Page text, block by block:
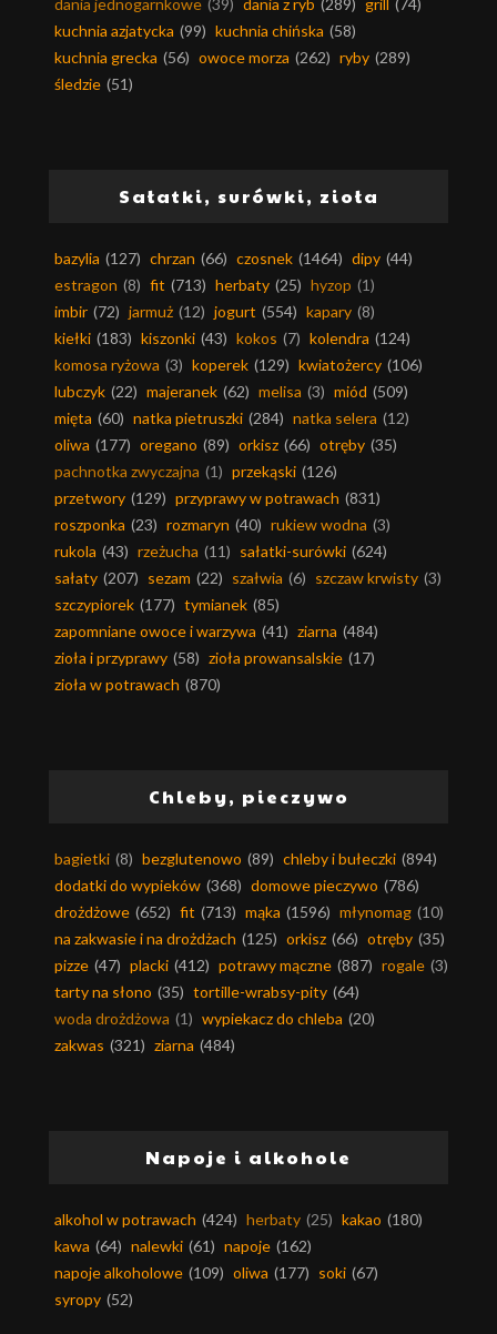
kuchnia azjatycka (99) kuchnia chińska (58)
kuchnia grecka (56) owoce morza (262) ryby (289)
śledzie (51)
Sałatki, surówki, zioła
bazylia (127) chrzan (66) czosnek (1464) dipy (44)
estragon (8) fit (713) herbaty (25) hyzop (1)
imbir (72) jarmuż (12) jogurt (554) kapary (8)
kiełki (183) kiszonki (43) kokos (7) kolendra (124)
komosa ryżowa (3) koperek (129) kwiatożercy (106)
lubczyk (22) majeranek (62) melisa (3) miód (509)
mięta (60) natka pietruszki (284) natka selera (12)
oliwa (177) oregano (89) orkisz (66) otręby (35)
pachnotka zwyczajna (1) przekąski (126)
przetwory (129) przyprawy w potrawach (831)
roszponka (23) rozmaryn (40) rukiew wodna (3)
rukola (43) rzeżucha (11) sałatki-surówki (624)
sałaty (207) sezam (22) szałwia (6) szczaw krwisty (3)
szczypiorek (177) tymianek (85)
zapomniane owoce i warzywa (41) ziarna (484)
zioła i przyprawy (58) zioła prowansalskie (17)
zioła w potrawach (870)
Chleby, pieczywo
bagietki (8) bezglutenowo (89) chleby i bułeczki (894)
dodatki do wypieków (368) domowe pieczywo (786)
drożdżowe (652) fit (713) mąka (1596) młynomag (10)
na zakwasie i na drożdżach (125) orkisz (66) otręby (35)
pizze (47) placki (412) potrawy mączne (887) rogale (3)
tarty na słono (35) tortille-wrabsy-pity (64)
woda drożdżowa (1) wypiekacz do chleba (20)
zakwas (321) ziarna (484)
Napoje i alkohole
alkohol w potrawach (424) herbaty (25) kakao (180)
kawa (64) nalewki (61) napoje (162)
napoje alkoholowe (109) oliwa (177) soki (67)
syropy (52)